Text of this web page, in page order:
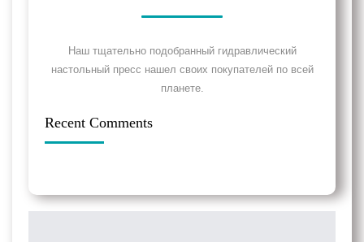
Наш тщательно подобранный гидравлический
настольный пресс нашел своих покупателей по всей
планете.
Recent Comments